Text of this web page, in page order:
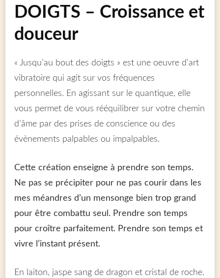
DOIGTS – Croissance et
douceur
« Jusqu’au bout des doigts » est une oeuvre d’art
vibratoire qui agit sur vos fréquences
personnelles. En agissant sur le quantique, elle
vous permet de vous rééquilibrer sur votre chemin
d’âme par des prises de conscience ou des
évènements palpables ou impalpables.
Cette création enseigne à prendre son temps.
Ne pas se précipiter pour ne pas courir dans les
mes méandres d’un mensonge bien trop grand
pour être combattu seul. Prendre son temps
pour croître parfaitement. Prendre son temps et
vivre l’instant présent.
En laiton, jaspe sang de dragon et cristal de roche.